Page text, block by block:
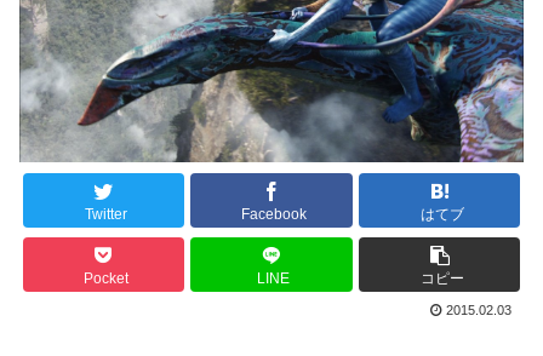
Twitter Facebook はてブ
Pocket LINE コピー
2015.02.03